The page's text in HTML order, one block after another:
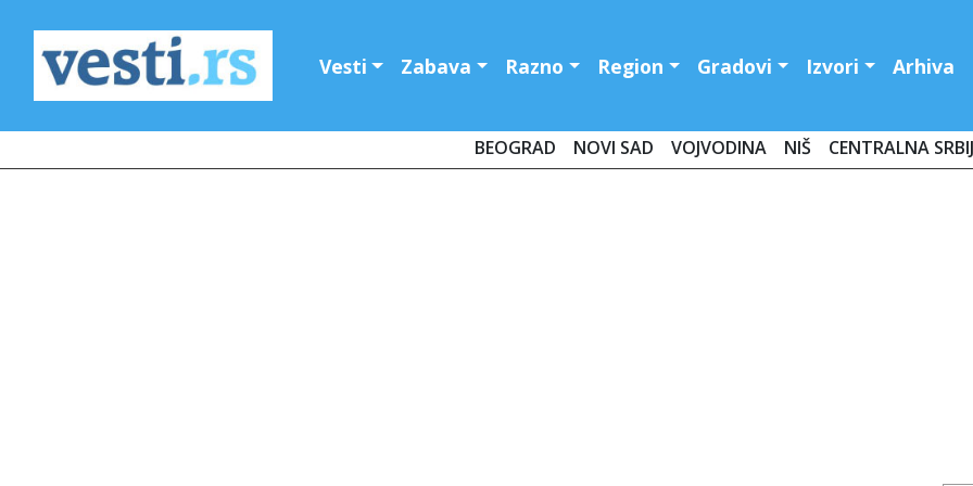
Vesti Zabava Razno Region Gradovi Izvori Arhiva
BEOGRAD NOVI SAD VOJVODINA NIŠ CENTRALNA